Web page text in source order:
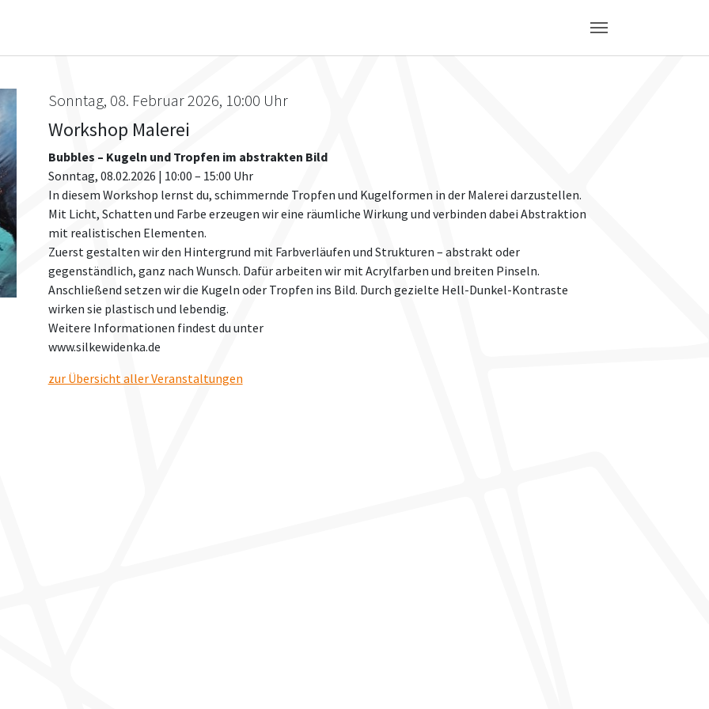
Sonntag, 08. Februar 2026, 10:00 Uhr
Workshop Malerei
Bubbles – Kugeln und Tropfen im abstrakten Bild
Sonntag, 08.02.2026 | 10:00 – 15:00 Uhr
In diesem Workshop lernst du, schimmernde Tropfen und Kugelformen in der Malerei darzustellen.
Mit Licht, Schatten und Farbe erzeugen wir eine räumliche Wirkung und verbinden dabei Abstraktion
mit realistischen Elementen.
Zuerst gestalten wir den Hintergrund mit Farbverläufen und Strukturen – abstrakt oder
gegenständlich, ganz nach Wunsch. Dafür arbeiten wir mit Acrylfarben und breiten Pinseln.
Anschließend setzen wir die Kugeln oder Tropfen ins Bild. Durch gezielte Hell-Dunkel-Kontraste
wirken sie plastisch und lebendig.
Weitere Informationen findest du unter
www.silkewidenka.de
zur Übersicht aller Veranstaltungen